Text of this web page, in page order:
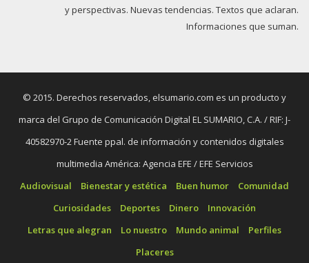
y perspectivas. Nuevas tendencias. Textos que aclaran.
Informaciones que suman.
© 2015. Derechos reservados, elsumario.com es un producto y
marca del Grupo de Comunicación Digital EL SUMARIO, C.A. / RIF: J-
40582970-2 Fuente ppal. de información y contenidos digitales
multimedia América: Agencia EFE / EFE Servicios
Audiovisual
Bienestar y estética Buen humor
Comunidad
Curiosidades
Deportes Dinero
Innovación
Letras que alegran
Lo nuestro Mundo animal
Perfiles
Placeres